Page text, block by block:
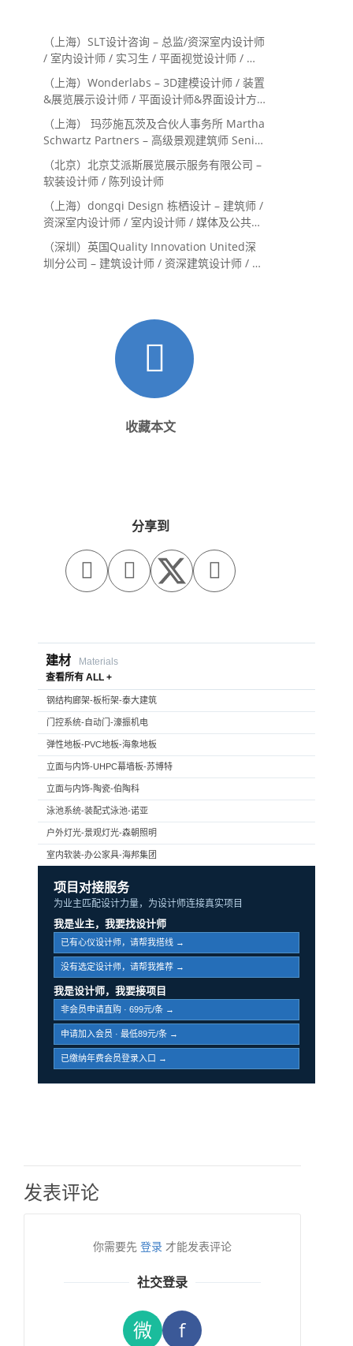
（上海）SLT设计咨询 – 总监/资深室内设计师
/ 室内设计师 / 实习生 / 平面视觉设计师 / 项
目经理/中后期负责人 / 媒体公关负责人 / 服
务体验设计师
（上海）Wonderlabs – 3D建模设计师 / 装置
&展览展示设计师 / 平面设计师&界面设计方
（上海） 玛莎施瓦茨及合伙人事务所 Martha
Schwartz Partners – 高级景观建筑师 Senior
Landscape Designer / 景观建筑师
Landscape Designer
（北京）北京艾派斯展览展示服务有限公司 –
软装设计师 / 陈列设计师
（上海）dongqi Design 栋栖设计 – 建筑师 /
资深室内设计师 / 室内设计师 / 媒体及公共关
系主管 / 设计实习生（常年招聘）
（深圳）英国Quality Innovation United深
圳分公司 – 建筑设计师 / 资深建筑设计师 / 室
收藏本文
分享到
  
建材
Materials
查看所有 ALL +
钢结构廊架-板桁架-泰大建筑
门控系统-自动门-濠振机电
弹性地板-PVC地板-海象地板
立面与内饰-UHPC幕墙板-苏博特
立面与内饰-陶瓷-伯陶科
泳池系统-装配式泳池-诺亚
户外灯光-景观灯光-森朝照明
室内软装-办公家具-海邦集团
项目对接服务
为业主匹配设计力量，为设计师连接真实项目
我是业主，我要找设计师
已有心仪设计师，请帮我搭线 →
没有选定设计师，请帮我推荐 →
我是设计师，我要接项目
非会员申请直购 · 699元/条 →
申请加入会员 · 最低89元/条 →
已缴纳年费会员登录入口 →
发表评论
你需要先 登录 才能发表评论
社交登录
微 f